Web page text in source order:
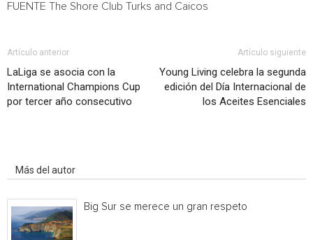
FUENTE The Shore Club Turks and Caicos
Artículo anterior
LaLiga se asocia con la
International Champions Cup
por tercer año consecutivo
Artículo siguiente
Young Living celebra la segunda
edición del Día Internacional de
los Aceites Esenciales
Más del autor
Big Sur se merece un gran respeto